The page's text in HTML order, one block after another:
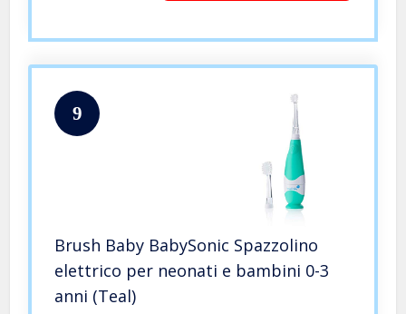
9
Brush Baby BabySonic Spazzolino
elettrico per neonati e bambini 0-3
anni (Teal)